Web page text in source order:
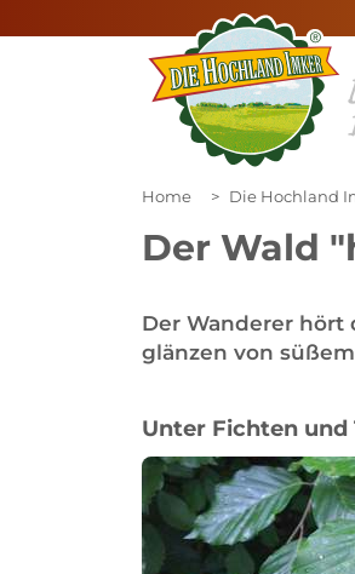
Home Die Hochland
Der Wald
Der Wanderer hört
glänzen von
Unter Fichten und